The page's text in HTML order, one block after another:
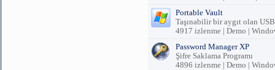
Portable Vault
Taşınabilir bir aygıt olan
4917 izlenme | Demo |
Password Manager XP
Şifre Saklama Programı
4896 izlenme | Demo |